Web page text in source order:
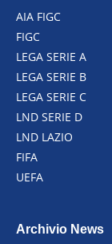
AIA FIGC
FIGC
LEGA SERIE A
LEGA SERIE B
LEGA SERIE C
LND SERIE D
LND LAZIO
FIFA
UEFA
Archivio News